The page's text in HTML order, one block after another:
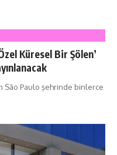
Küresel Bir Şölen’
São Paulo şehrinde binlerce